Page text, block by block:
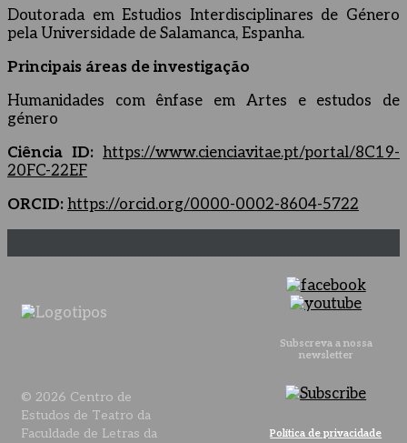
Doutorada em Estudios Interdisciplinares de Género
pela Universidade de Salamanca, Espanha.
Principais áreas de investigação
Humanidades com ênfase em Artes e estudos de
género
Ciência ID: https://www.cienciavitae.pt/portal/8C19-
20FC-22EF
ORCID: https://orcid.org/0000-0002-8604-5722
© 2026 Centro de
Estudos de Teatro da
Faculdade de Letras da
Subscreva a nossa
newsletter
Política de privacidade